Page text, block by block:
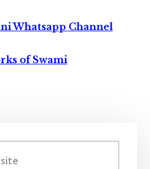
Whatsapp Channel
of Swami